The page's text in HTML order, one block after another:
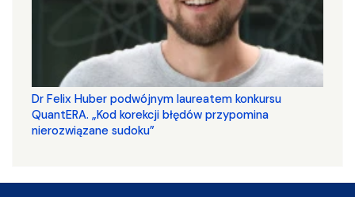
Dr Felix Huber podwójnym laureatem konkursu
QuantERA. „Kod korekcji błędów przypomina
nierozwiązane sudoku”